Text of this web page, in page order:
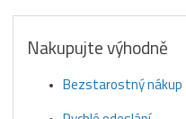
Nakupujte výhodně
Bezstarostný nákup